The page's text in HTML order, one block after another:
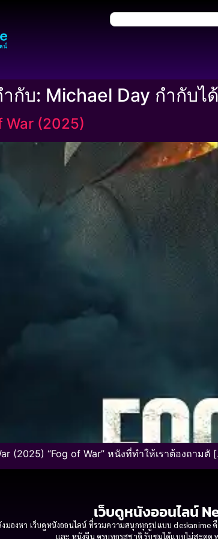
กับ: Michael Day กำกับไ
War (2025)
(2025) “Fog of War” หนังที่ทำให้เราต้องถามตั
เว็บดูหนังออนไลน์
มองหา เว็บดูหนังออนไลน์ ที่รวมความสนุกทุกรูปแบบ
และ หนังจีน ครบทุกรสชาติ รับชมได้แบบไม่สะดุด